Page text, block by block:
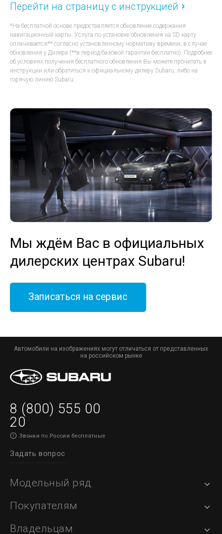
Перейти на страницу с инструкцией
*На бесплатной основе предоставляется обновление содержания
навигационный карты. Услуга по установке обновления на SD карту
оплачивается** согласно установленному нормативу времени, в случае
обновления у Дилера (**в период базовой гарантии бесплатно). Подробнее
об условиях получения бесплатного обновления Вы можете прочитать в
инструкции или обратиться к официальному дилеру Subaru, либо на
горячую линию Subaru.
Мы ждём Вас в официальных
дилерских центрах Subaru!
Записаться на сервис
Автомобили на изображениях могут отличаться от представленных
на российском рынке
8 (800) 555 00
20
Звонки по России бесплатные
Задать вопрос
Модельный ряд
Покупателям
Владельцам